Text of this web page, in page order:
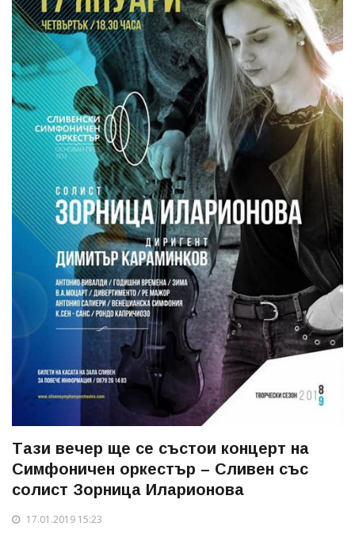
Тази вечер ще се състои концерт на
Симфоничен оркестър – Сливен със
солист Зорница Иларионова
17.01.2019 15:23